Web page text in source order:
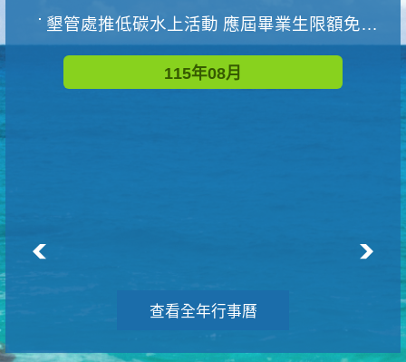
墾管處推低碳水上活動 應屆畢業生限額免費參加
115年08月
查看全年行事曆